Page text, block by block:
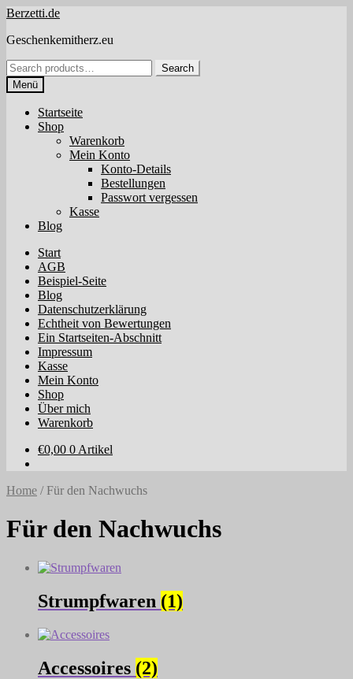
Zur
springen
Zum
springen
Berzetti.de
Geschenkemitherz.eu
Search
for:
Search
Menü
Startseite
Shop
Warenkorb
Mein Konto
Konto-Details
Bestellungen
Passwort vergessen
Kasse
Blog
Start
AGB
Beispiel-Seite
Blog
Datenschutzerklärung
Echtheit von Bewertungen
Ein Startseiten-Abschnitt
Impressum
Kasse
Mein Konto
Shop
Über mich
Warenkorb
€0,00 0 Artikel
Home / Für den Nachwuchs
Für den Nachwuchs
Strumpfwaren (1)
Accessoires (2)